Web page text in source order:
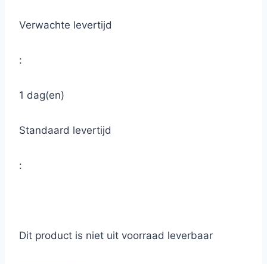
Verwachte levertijd
:
1 dag(en)
Standaard levertijd
:
Dit product is niet uit voorraad leverbaar